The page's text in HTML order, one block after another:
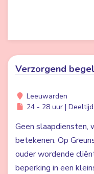
Verzorgend
Leeuwarden
24 - 28 uur |
Geen
betekenen. Op
ouder wordende
beperking in een